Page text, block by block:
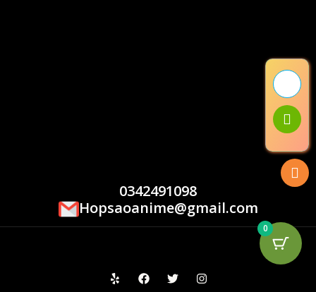
0342491098
Hopsaoanime@gmail.com
0